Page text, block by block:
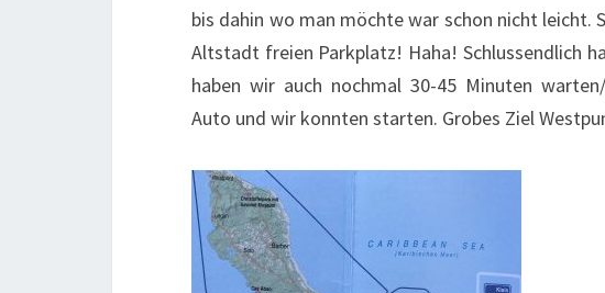
bis dahin wo man möchte war schon nicht leicht.
Altstadt freien Parkplatz! Haha! Schlussendlich
haben wir auch nochmal 30-45 Minuten
Auto und wir konnten starten. Grobes Ziel